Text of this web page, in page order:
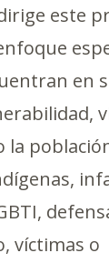
este
en
la
víctimas o